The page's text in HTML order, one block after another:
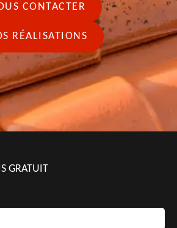
CONTACTER
RÉALISATIONS
GRATUIT